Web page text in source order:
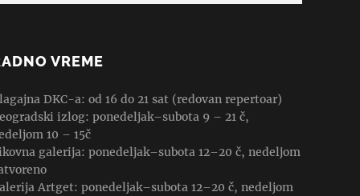
VREME
DKC-a: od 16 do 21 sat (redovan repertoar)
izlog: ponedeljak–subota 9 – 21 č,
10 – 15č
galerija: ponedeljak–subota 12–20 č, nedeljom
Artget: ponedeljak–subota 12–20 č, nedeljom